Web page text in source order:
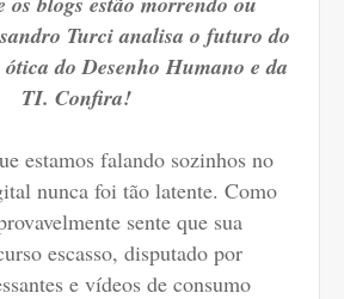
Turci analisa o futuro do
do Desenho Humano e da
TI. Confira!
estamos falando sozinhos no
nunca foi tão latente. Como
sente que sua
escasso, disputado por
e vídeos de consumo